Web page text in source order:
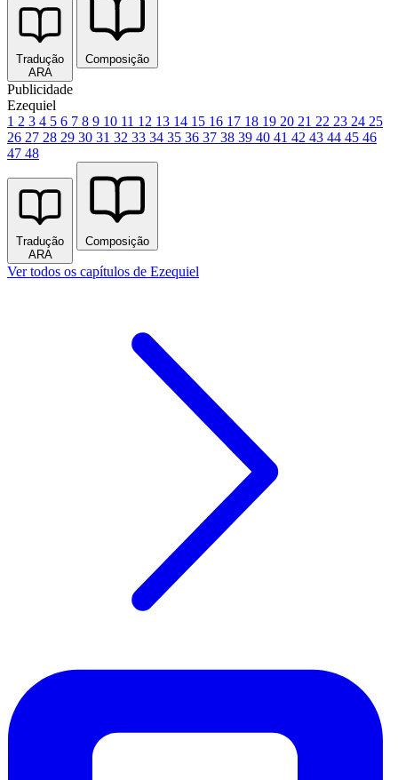
Tradução
ARA
Composição
Publicidade
Ezequiel
1 2 3 4 5 6 7 8 9 10 11 12 13 14 15 16 17 18 19 20 21 22 23 24 25
26 27 28 29 30 31 32 33 34 35 36 37 38 39 40 41 42 43 44 45 46
47 48
Tradução
ARA
Composição
Ver todos os capítulos de Ezequiel